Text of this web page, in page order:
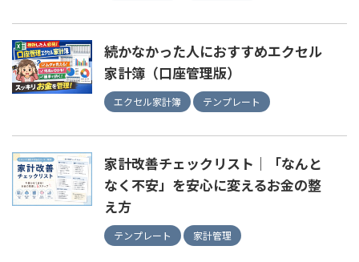
続かなかった人におすすめエクセル
家計簿（口座管理版）
エクセル家計簿 テンプレート
家計改善チェックリスト｜「なんと
なく不安」を安心に変えるお金の整
え方
テンプレート 家計管理